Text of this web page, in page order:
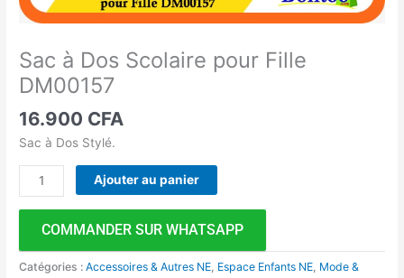
Sac à Dos Scolaire pour Fille
DM00157
16.900 CFA
Sac à Dos Stylé.
Ajouter au panier
COMMANDER SUR WHATSAPP
Catégories :Accessoires & Autres NE Espace Enfants NE Mode &